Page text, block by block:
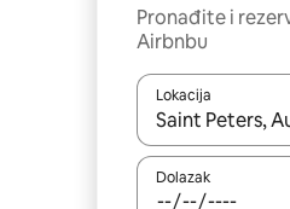
Pronađite i
Airbnbu
Lokacija
Kada budu
Dolazak